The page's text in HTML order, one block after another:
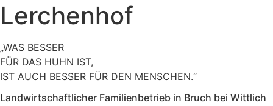
Lerchenhof
„WAS BESSER
FÜR DAS HUHN IST,
IST AUCH BESSER FÜR DEN MENSCHEN.“
Landwirtschaftlicher Familienbetrieb in Bruch bei Wittlich